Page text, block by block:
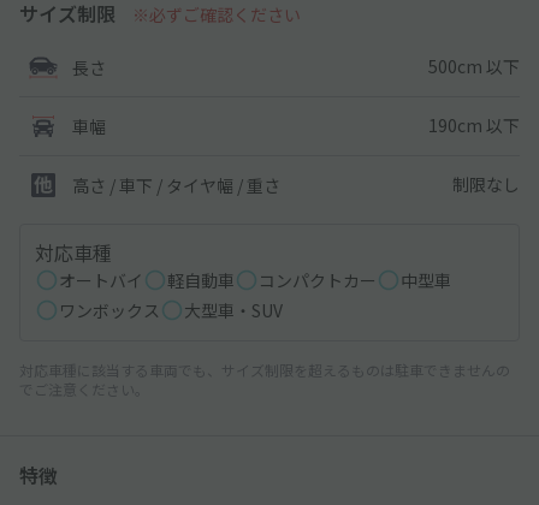
サイズ制限 ※必ずご確認ください
長さ 500cm 以下
車幅 190cm 以下
高さ / 車下 / タイヤ幅 / 重さ 制限なし
対応車種
オートバイ 軽自動車 コンパクトカー
中型車
ワンボックス
大型車・SUV
対応車種に該当する車両でも、サイズ制限を超えるものは駐車できませんの
でご注意ください。
特徴